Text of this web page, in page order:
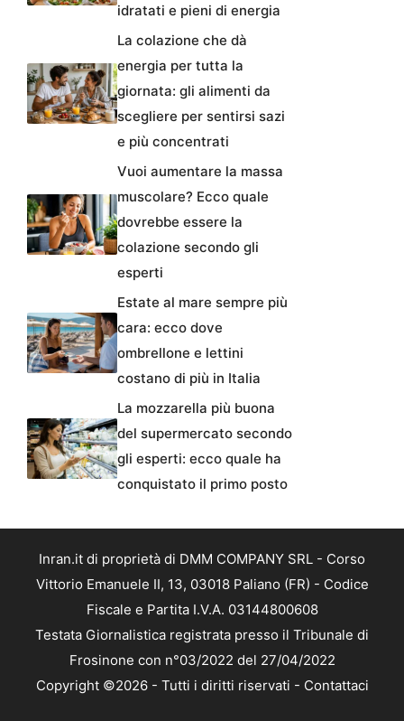
idratati e pieni di energia
La colazione che dà
energia per tutta la
giornata: gli alimenti da
scegliere per sentirsi sazi
e più concentrati
Vuoi aumentare la massa
muscolare? Ecco quale
dovrebbe essere la
colazione secondo gli
esperti
Estate al mare sempre più
cara: ecco dove
ombrellone e lettini
costano di più in Italia
La mozzarella più buona
del supermercato secondo
gli esperti: ecco quale ha
conquistato il primo posto
Inran.it di proprietà di DMM COMPANY SRL - Corso
Vittorio Emanuele II, 13, 03018 Paliano (FR) - Codice
Fiscale e Partita I.V.A. 03144800608
Testata Giornalistica registrata presso il Tribunale di
Frosinone con n°03/2022 del 27/04/2022
Copyright ©2026 - Tutti i diritti riservati - Contattaci